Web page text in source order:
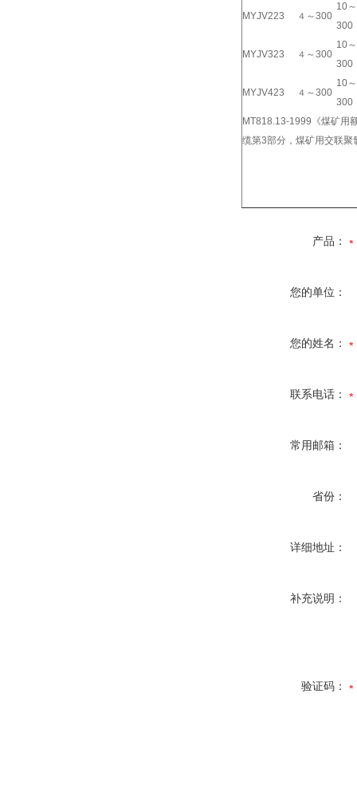
MYJV223 ４ ～300
10～
300
MYJV323 ４ ～300
10～
300
MYJV423 ４ ～300
10～
300
MT818.13-1999 《煤矿用
缆第3部分，煤矿用交联聚
产品：
您的单位：
您的姓名：
联系电话：
常用邮箱：
省份：
详细地址：
补充说明：
验证码：